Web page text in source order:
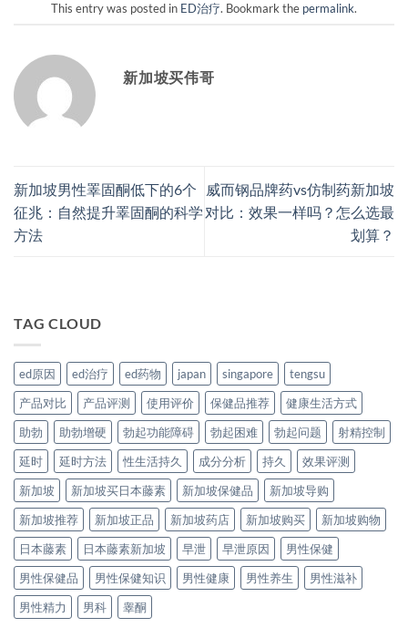
This entry was posted in ED治疗. Bookmark the permalink.
新加坡买伟哥
新加坡男性睪固酮低下的6个
征兆：自然提升睪固酮的科学
方法
威而钢品牌药vs仿制药新加坡
对比：效果一样吗？怎么选最
划算？
TAG CLOUD
ed原因 ed治疗 ed药物 japan singapore
tengsu
产品对比
产品评测 使用评价 保健品推荐
健康生活方式
助勃
助勃增硬 勃起功能障碍 勃起困难 勃起问题
射精控制
延时
延时方法 性生活持久 成分分析 持久
效果评测
新加坡
新加坡买日本藤素 新加坡保健品
新加坡导购
新加坡推荐
新加坡正品 新加坡药店 新加坡购买
新加坡购物
日本藤素
日本藤素新加坡 早泄 早泄原因
男性保健
男性保健品
男性保健知识 男性健康 男性养生
男性滋补
男性精力
男科 睾酮